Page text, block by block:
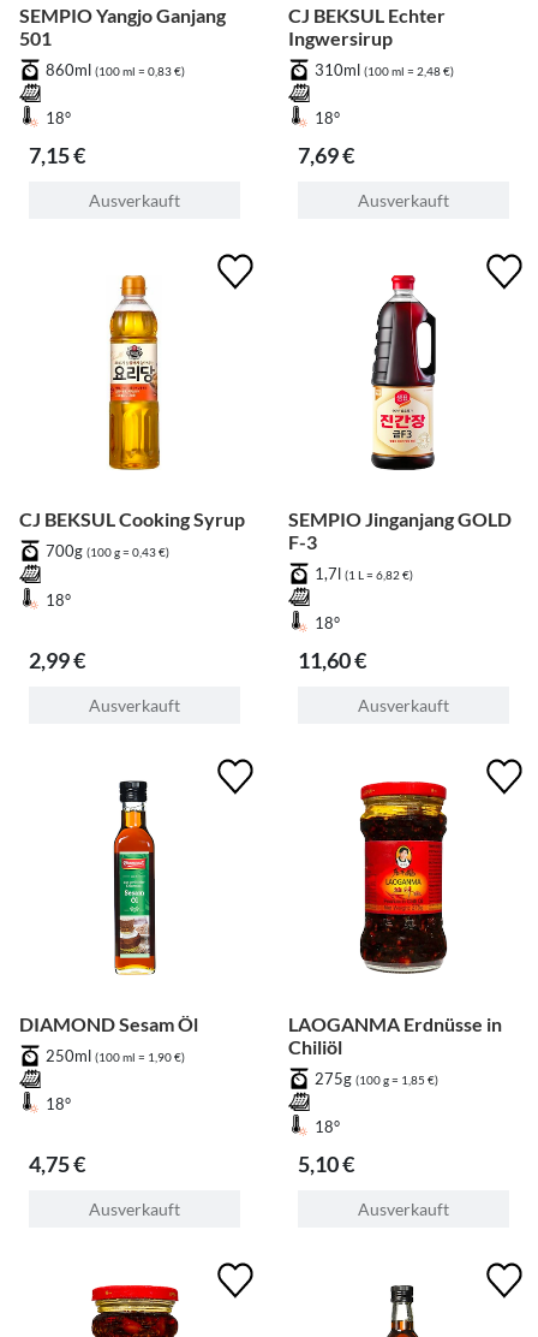
SEMPIO Yangjo Ganjang
501
860ml (100 ml = 0,83 €)
18°
7,15 €
Ausverkauft
CJ BEKSUL Echter
Ingwersirup
310ml (100 ml = 2,48 €)
18°
7,69 €
Ausverkauft
CJ BEKSUL Cooking Syrup
700g (100 g = 0,43 €)
18°
2,99 €
Ausverkauft
SEMPIO Jinganjang GOLD
F-3
1,7l (1 L = 6,82 €)
18°
11,60 €
Ausverkauft
DIAMOND Sesam Öl
250ml (100 ml = 1,90 €)
18°
4,75 €
Ausverkauft
LAOGANMA Erdnüsse in
Chiliöl
275g (100 g = 1,85 €)
18°
5,10 €
Ausverkauft